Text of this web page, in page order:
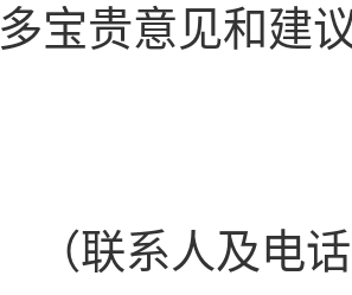
多宝贵意见和建
（联系人及电